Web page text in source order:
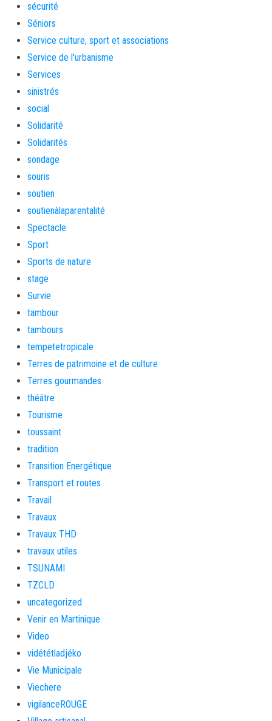
sécurité
Séniors
Service culture, sport et associations
Service de l'urbanisme
Services
sinistrés
social
Solidarité
Solidarités
sondage
souris
soutien
soutienàlaparentalité
Spectacle
Sport
Sports de nature
stage
Survie
tambour
tambours
tempetetropicale
Terres de patrimoine et de culture
Terres gourmandes
théâtre
Tourisme
toussaint
tradition
Transition Energétique
Transport et routes
Travail
Travaux
Travaux THD
travaux utiles
TSUNAMI
TZCLD
uncategorized
Venir en Martinique
Video
vidététladjéko
Vie Municipale
Viechere
vigilanceROUGE